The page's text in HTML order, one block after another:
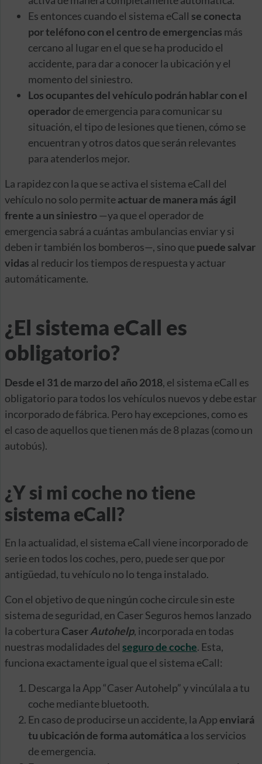
Es entonces cuando el sistema eCall se conecta
por teléfono con el centro de emergencias más
cercano al lugar en el que se ha producido el
accidente, para dar a conocer la ubicación y el
momento del siniestro.
Los ocupantes del vehículo podrán hablar con el
operadorde emergencia para comunicar su
situación, el tipo de lesiones que tienen, cómo se
encuentran y otros datos que serán relevantes
para atenderlos mejor.
La rapidez con la que se activa el sistema eCall del
vehículo no solo permiteactuar de manera más ágil
frente a un siniestro—ya que el operador de
emergencia sabrá a cuántas ambulancias enviar y si
deben ir también los bomberos—, sino quepuede salvar
vidas al reducir los tiempos de respuesta y actuar
automáticamente.
¿El sistema eCall es
obligatorio?
Desde el 31 de marzo del año 2018, el sistema eCall es
obligatorio para todos los vehículos nuevos y debe estar
incorporado de fábrica. Pero hay excepciones, como es
el caso de aquellos que tienen más de 8 plazas (como un
autobús).
¿Y si mi coche no tiene
sistema eCall?
En la actualidad, el sistema eCall viene incorporado de
serie en todos los coches, pero, puede ser que por
antigüedad, tu vehículo no lo tenga instalado.
Con el objetivo de que ningún coche circule sin este
sistema de seguridad, en Caser Seguros hemos lanzado
la cobertura CaserAutohelp, incorporada en todas
nuestras modalidades del seguro de coche. Esta,
funciona exactamente igual que el sistema eCall:
Descarga la App “Caser Autohelp” y vincúlala a tu
coche mediante bluetooth.
En caso de producirse un accidente, la App enviará
tu ubicación de forma automática a los servicios
de emergencia.